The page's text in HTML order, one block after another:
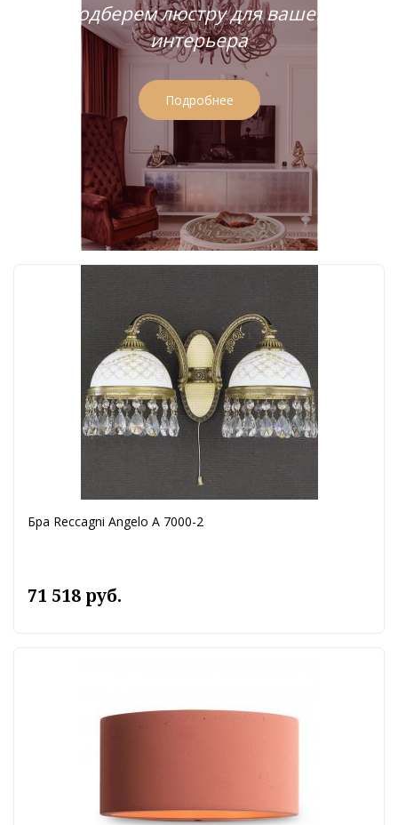
Подберем люстру для вашего
интерьера
Подробнее
Бра Reccagni Angelo A 7000-2
71 518 руб.